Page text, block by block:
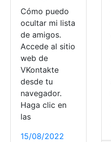
Cómo puedo
ocultar mi lista
de amigos.
Accede al sitio
web de
VKontakte
desde tu
navegador.
Haga clic en
las
15/08/2022